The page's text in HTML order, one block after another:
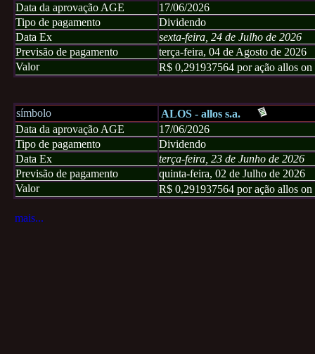
Data da aprovação AGE
17/06/2026
Tipo de pagamento
Dividendo
Data Ex
sexta-feira, 24 de Julho de 2026
Previsão de pagamento
terça-feira, 04 de Agosto de 2026
Valor
R$ 0,291937564 por ação allos on
símbolo
ALOS - allos s.a.
Data da aprovação AGE
17/06/2026
Tipo de pagamento
Dividendo
Data Ex
terça-feira, 23 de Junho de 2026
Previsão de pagamento
quinta-feira, 02 de Julho de 2026
Valor
R$ 0,291937564 por ação allos on
mais...